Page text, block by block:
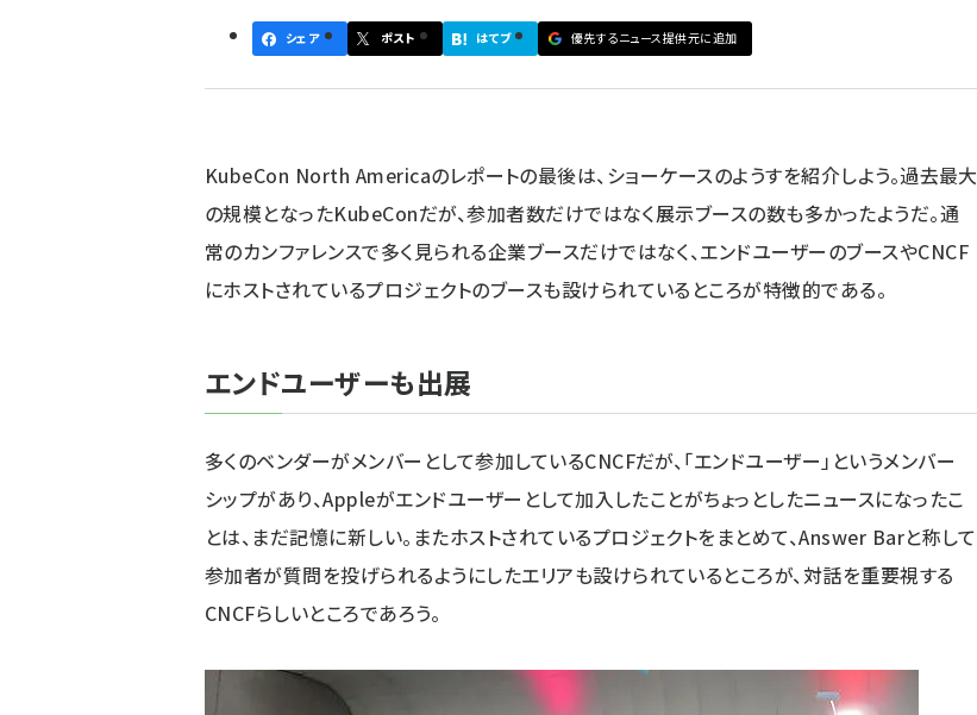
シェア ポスト はてブ 優先するニュース提供元に追加
KubeCon North Americaのレポートの最後は、ショーケースのようすを紹介しよう。過去最大
の規模となったKubeConだが、参加者数だけではなく展示ブースの数も多かったようだ。通
常のカンファレンスで多く見られる企業ブースだけではなく、エンドユーザーのブースやCNCF
にホストされているプロジェクトのブースも設けられているところが特徴的である。
エンドユーザーも出展
多くのベンダーがメンバーとして参加しているCNCFだが、「エンドユーザー」というメンバー
シップがあり、Appleがエンドユーザーとして加入したことがちょっとしたニュースになったこ
とは、まだ記憶に新しい。またホストされているプロジェクトをまとめて、Answer Barと称して
参加者が質問を投げられるようにしたエリアも設けられているところが、対話を重要視する
CNCFらしいところであろう。